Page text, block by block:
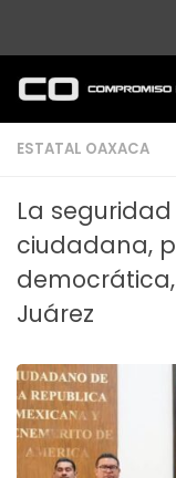
ESTATAL OAXACA
La
ciudadana,
Juárez